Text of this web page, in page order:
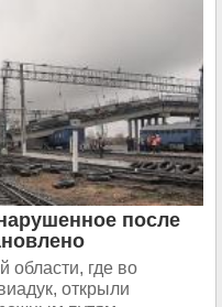
после
области, где во
открыли